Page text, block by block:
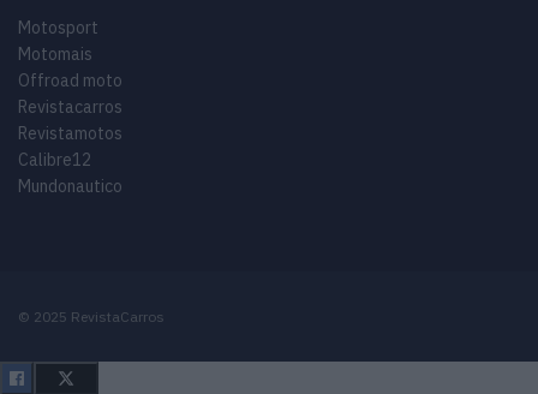
Motosport
Motomais
Offroad moto
Revistacarros
Revistamotos
Calibre12
Mundonautico
© 2025 RevistaCarros